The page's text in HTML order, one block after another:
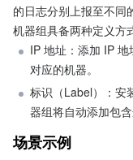
的日志分别上报至不同
机器组具备两种定义方
IP 地址：添加 IP
对应的机器。
标识（Label）：安
器组将自动添加包含
场景示例